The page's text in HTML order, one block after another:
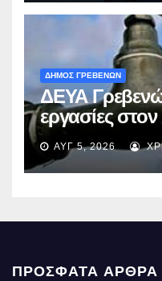
ΔΗΜΟΣ ΓΡΕΒΕΝΩΝ
ΔΕΥΑ
εργασίες
ύδρευσης –
ΑΥΓ 5, 2026
ΠΡΌΣΦΑΤΑ ΆΡΘΡΑ